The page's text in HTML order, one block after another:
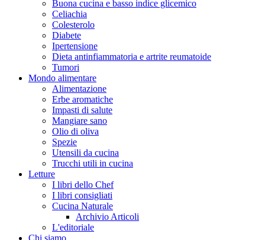
Buona cucina e basso indice glicemico
Celiachia
Colesterolo
Diabete
Ipertensione
Dieta antinfiammatoria e artrite reumatoide
Tumori
Mondo alimentare
Alimentazione
Erbe aromatiche
Impasti di salute
Mangiare sano
Olio di oliva
Spezie
Utensili da cucina
Trucchi utili in cucina
Letture
I libri dello Chef
I libri consigliati
Cucina Naturale
Archivio Articoli
L'editoriale